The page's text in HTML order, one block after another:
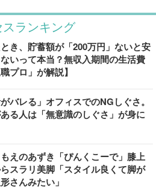
スランキング
き、貯蓄額が「200万円」ないと安
いって本当？無収入期間の生活費
プロ」が解説】
バレる」オフィスでのNGしぐさ。
る人は「無意識のしぐさ」が身に
えのあずき「ぴんくこーで」膝上
スラリ美脚「スタイル良くて脚が
さんみたい」